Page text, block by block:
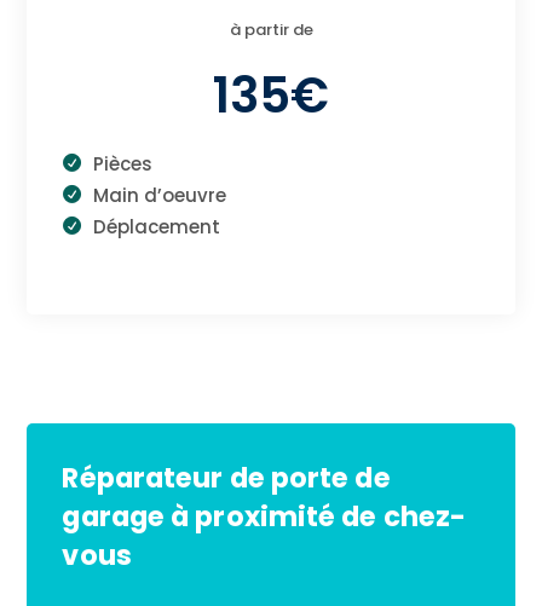
à partir de
135€
Pièces
Main d’oeuvre
Déplacement
Réparateur de porte de
garage à proximité de chez-
vous